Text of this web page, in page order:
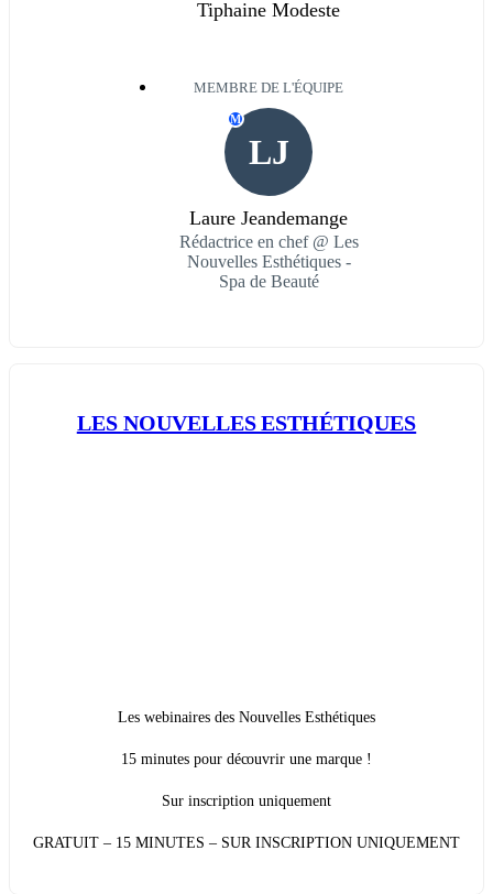
Tiphaine Modeste
MEMBRE DE L'ÉQUIPE
LJ
M
Laure Jeandemange
Rédactrice en chef @ Les
Nouvelles Esthétiques -
Spa de Beauté
LES NOUVELLES ESTHÉTIQUES
Les webinaires des Nouvelles Esthétiques
15 minutes pour découvrir une marque !
Sur inscription uniquement
GRATUIT – 15 MINUTES – SUR INSCRIPTION UNIQUEMENT